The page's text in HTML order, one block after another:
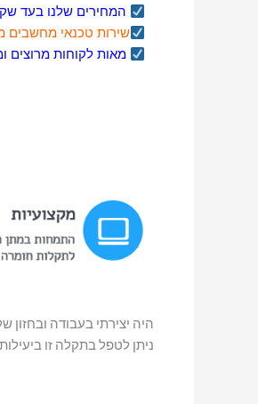
המחירים שלנו בעד שקיפות
שירות טכנאי מחשבים
מאות לקוחות מרוצים
היה יצירתי בעבודה ובחזון
ניתן לטפל בתקלה זו